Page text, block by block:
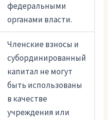
федеральными
органами власти.
Членские взносы и
субординированный
капитал не могут
быть использованы
в качестве
учреждения или